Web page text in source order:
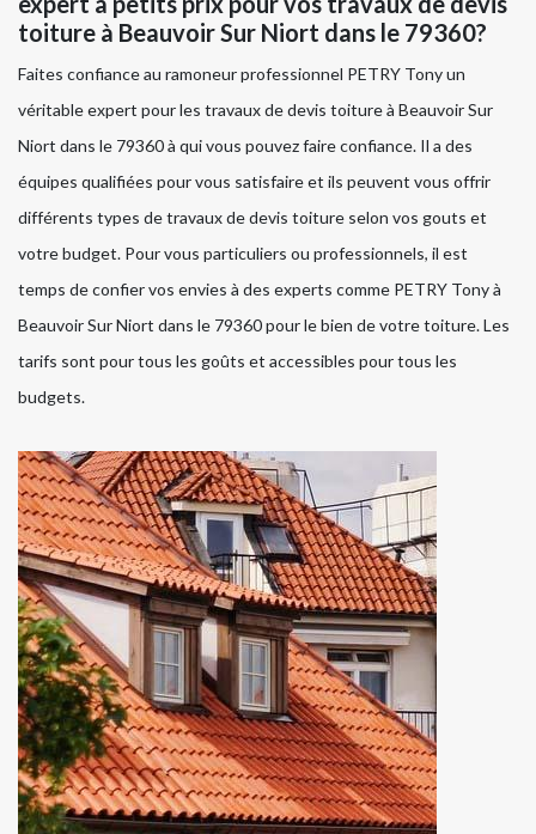
toiture à Beauvoir Sur Niort dans le 79360?
Faites confiance au ramoneur professionnel PETRY Tony un
véritable expert pour les travaux de devis toiture à Beauvoir Sur
Niort dans le 79360 à qui vous pouvez faire confiance. Il a des
équipes qualifiées pour vous satisfaire et ils peuvent vous offrir
différents types de travaux de devis toiture selon vos gouts et
votre budget. Pour vous particuliers ou professionnels, il est
temps de confier vos envies à des experts comme PETRY Tony à
Beauvoir Sur Niort dans le 79360 pour le bien de votre toiture. Les
tarifs sont pour tous les goûts et accessibles pour tous les
budgets.